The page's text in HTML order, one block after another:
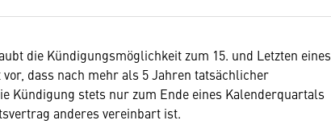
die Kündigungsmöglichkeit zum 15. und Letzten eines
dass nach mehr als 5 Jahren tatsächlicher
Kündigung stets nur zum Ende eines Kalenderquartals
anderes vereinbart ist.